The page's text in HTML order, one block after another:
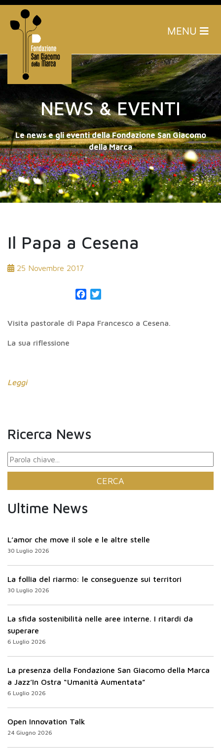
MENU
NEWS & EVENTI
Le news e gli eventi della Fondazione San Giacomo
della Marca
Il Papa a Cesena
25 Novembre 2017
Facebook
Visita pastorale di Papa Francesco a Cesena.
La sua riflessione
Leggi
Ricerca News
Ultime News
L’amor che move il sole e le altre stelle
30 Luglio 2026
La follia del riarmo: le conseguenze sui territori
30 Luglio 2026
La sfida sostenibilità nelle aree interne. I ritardi da
superare
6 Luglio 2026
La presenza della Fondazione San Giacomo della Marca
a Jazz’In Ostra “Umanità Aumentata”
6 Luglio 2026
Open Innovation Talk
24 Giugno 2026